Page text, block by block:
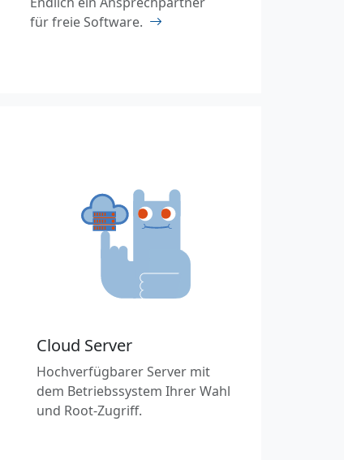
für freie Software.
Cloud Server
Hochverfügbarer Server mit
dem Betriebssystem Ihrer Wahl
und Root-Zugriff.